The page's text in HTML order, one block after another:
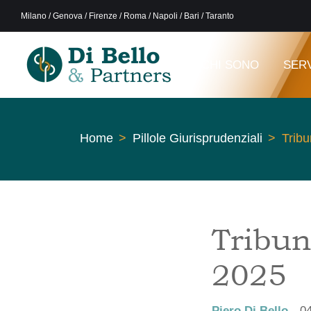
Milano / Genova / Firenze / Roma / Napoli / Bari / Taranto
CHI SONO
Home Pillole Giurisprudenziali
2025